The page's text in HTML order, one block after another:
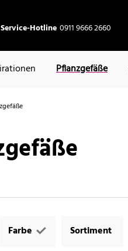
Service-Hotline 0911 9666 2660
Pflanzgefäße
Farbe Sortiment